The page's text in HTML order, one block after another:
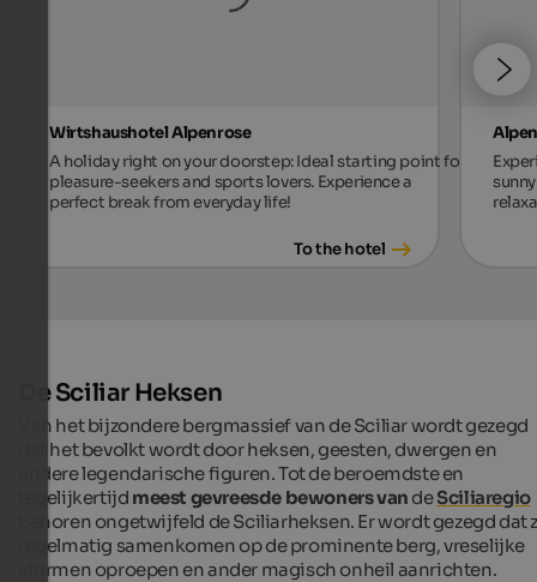
Wirtshaushotel Alpenrose
A holiday right on your doorstep: Ideal starting point for
pleasure-seekers and sports lovers. Experience a
perfect break from everyday life!
To the hotel
De Sciliar Heksen
Van het bijzondere bergmassief van de Sciliar wordt gezegd
dat het bevolkt wordt door heksen, geesten, dwergen en
andere legendarische figuren. Tot de beroemdste en
tegelijkertijd meest gevreesde bewoners van deSciliaregio
behoren ongetwijfeld de Sciliarheksen. Er wordt gezegd dat
regelmatig samenkomen op de prominente berg, vreselijke
stormen oproepen en ander magisch onheil aanrichten.